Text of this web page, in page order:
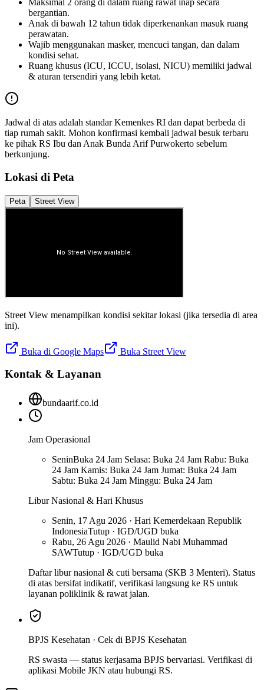
Maksimal 2 orang di dalam ruang rawat inap secara
bergantian.
Anak di bawah 12 tahun tidak diperkenankan masuk ruang
perawatan.
Wajib menggunakan masker, mencuci tangan, dan dalam
kondisi sehat.
Ruang khusus (ICU, ICCU, isolasi, NICU) memiliki jadwal
& aturan tersendiri yang lebih ketat.
Jadwal di atas adalah standar Kemenkes RI dan dapat berbeda di
tiap rumah sakit. Mohon konfirmasi kembali jadwal besuk terbaru
ke pihak RS Ibu dan Anak Bunda Arif Purwokerto sebelum
berkunjung.
Lokasi di Peta
Peta Street View
Street View menampilkan kondisi sekitar lokasi (jika tersedia di area
ini).
Buka di Google Maps Buka Street View
Kontak & Layanan
bundaarif.co.id
Jam Operasional
SeninBuka 24 Jam Selasa: Buka 24 Jam Rabu: Buka
24 Jam Kamis: Buka 24 Jam Jumat: Buka 24 Jam
Sabtu: Buka 24 Jam Minggu: Buka 24 Jam
Libur Nasional & Hari Khusus
Senin, 17 Agu 2026 · Hari Kemerdekaan Republik
IndonesiaTutup · IGD/UGD buka
Rabu, 26 Agu 2026 · Maulid Nabi Muhammad
SAWTutup · IGD/UGD buka
Daftar libur nasional & cuti bersama (SKB 3 Menteri). Status
di atas bersifat indikatif, verifikasi langsung ke RS untuk
layanan poliklinik & rawat jalan.
BPJS Kesehatan · Cek di BPJS Kesehatan
RS swasta — status kerjasama BPJS bervariasi. Verifikasi di
aplikasi Mobile JKN atau hubungi RS.